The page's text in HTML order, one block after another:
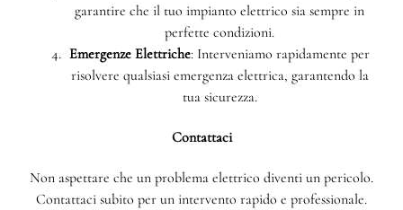
garantire che il tuo impianto elettrico sia sempre in
perfette condizioni.
Emergenze Elettriche: Interveniamo rapidamente per
risolvere qualsiasi emergenza elettrica, garantendo la
tua sicurezza.
Contattaci
Non aspettare che un problema elettrico diventi un pericolo.
Contattaci subito per un intervento rapido e professionale.